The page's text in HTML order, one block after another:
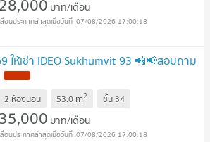
28,000 บาท/เดือน
07/08/2026 17:00:18
ให้เช่า IDEO Sukhumvit 93 📲📢สอบถาม
2 ห้องนอน 53.0 m2 ชั้น 34
35,000 บาท/เดือน
07/08/2026 17:00:18